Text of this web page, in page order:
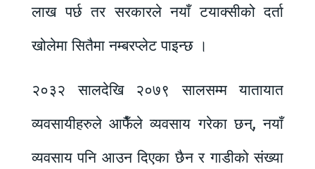
लाख पर्छ तर सरकारले नयाँ टयाक्सीको दर्ता
खोलेमा सितैमा नम्बरप्लेट पाइन्छ ।
२०३२ सालदेखि २०७९ सालसम्म यातायात
व्यवसायीहरुले आफैँले व्यवसाय गरेका छन्, नयाँ
व्यवसाय पनि आउन दिएका छैन र गाडीको संख्या